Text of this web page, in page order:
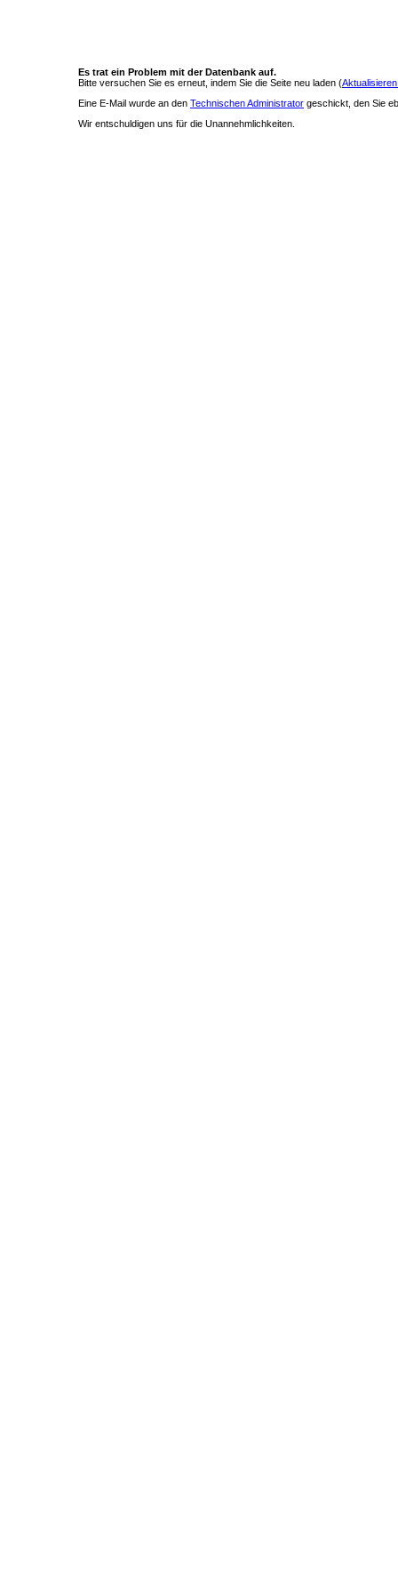
Es trat ein Problem mit der Datenbank auf.
Bitte versuchen Sie es erneut, indem Sie die Seite neu laden (
Eine E-Mail wurde an den Technischen Administrator geschickt, den Sie
Wir entschuldigen uns für die Unannehmlichkeiten.